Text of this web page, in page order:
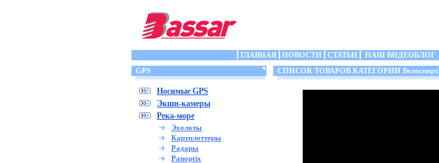
ГЛАВНАЯ НОВОСТИ СТАТЬИ НАШ ВИДЕОБЛОГ
GPS
Носимые GPS
Экшн-камеры
Река-море
Эхолоты
Картплоттеры
Радары
Panoptix
СПИСОК ТОВАРОВ КАТЕГОРИИ Велоспорт